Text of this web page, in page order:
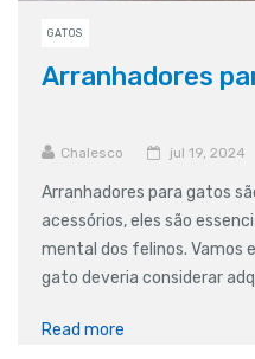
GATOS
Arranhadores
Chalesco jul 19, 2024
Arranhadores para gatos
acessórios, eles são
mental dos felinos. Vamos
gato deveria considerar
Read more